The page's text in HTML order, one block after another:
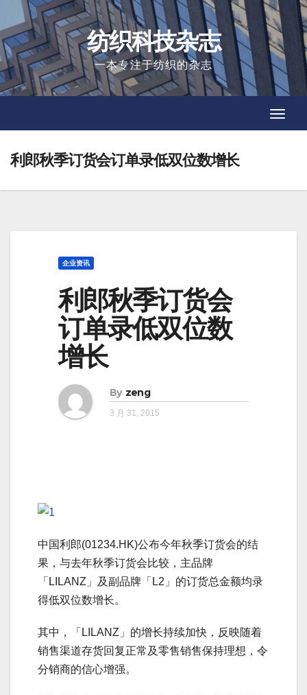
to
content
纺织科技杂志
一本专注于纺织的杂志
利郎秋季订货会订单录低双位数增长
企业资讯
利郎秋季订货会
订单录低双位数
增长
By zeng
3 月 31, 2015
中国利郎(01234.HK)公布今年秋季订货会的结
果，与去年秋季订货会比较，主品牌
「LILANZ」及副品牌「L2」的订货总金额均录
得低双位数增长。
其中，「LILANZ」的增长持续加快，反映随着
销售渠道存货回复正常及零售销售保持理想，令
分销商的信心增强。